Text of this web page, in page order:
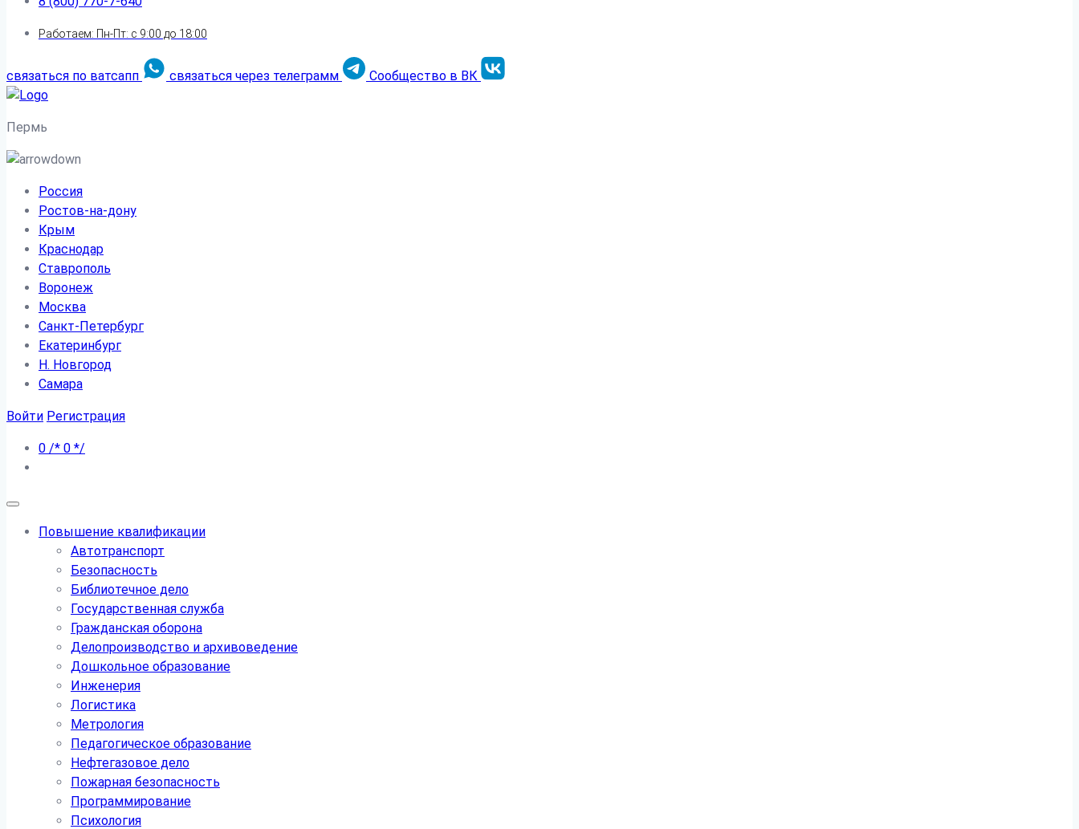
Работаем: Пн-Пт: с 9:00 до 18:00
связаться по ватсапп связаться через телеграмм Сообщество в ВК
Пермь
Россия
Ростов-на-дону
Крым
Краснодар
Ставрополь
Воронеж
Москва
Санкт-Петербург
Екатеринбург
Н. Новгород
Самара
Войти Регистрация
0 /* 0 */
Повышение квалификации
Автотранспорт
Безопасность
Библиотечное дело
Государственная служба
Гражданская оборона
Делопроизводство и архивоведение
Дошкольное образование
Инженерия
Логистика
Метрология
Педагогическое образование
Нефтегазовое дело
Пожарная безопасность
Программирование
Психология